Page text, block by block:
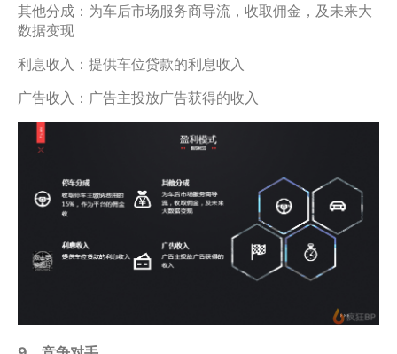
其他分成：为车后市场服务商导流，收取佣金，及未来大
数据变现
利息收入：提供车位贷款的利息收入
广告收入：广告主投放广告获得的收入